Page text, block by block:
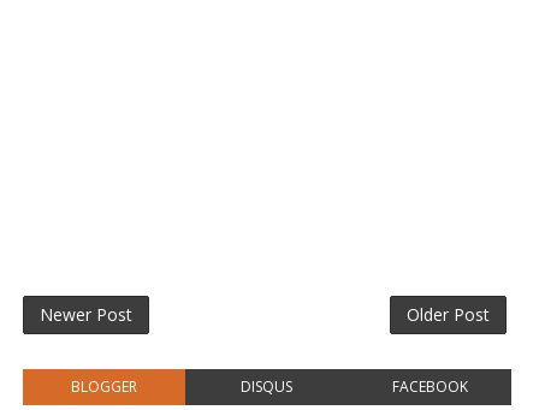
Newer Post Older Post
BLOGGER DISQUS FACEBOOK